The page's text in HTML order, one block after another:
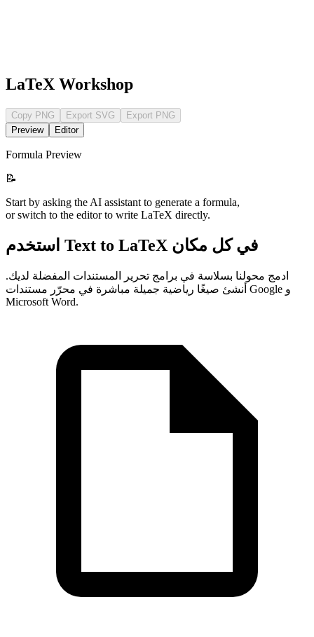
LaTeX Workshop
Copy PNG Export SVG
Export PNG
Preview
Editor
Formula Preview
📝
Start by asking the AI assistant to generate a formula,
or switch to the editor to write LaTeX directly.
استخدم Text to LaTeX في كل مكان
ادمج محولنا بسلاسة في برامج تحرير المستندات المفضلة لديك.
أنشئ صيغًا رياضية جميلة مباشرة في محرّر مستندات Google و
Microsoft Word.